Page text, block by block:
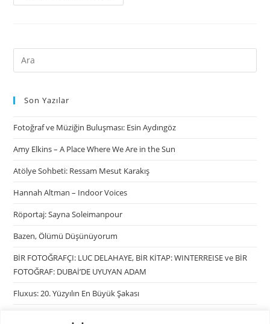
Son Yazılar
Fotoğraf ve Müziğin Buluşması: Esin Aydıngöz
Amy Elkins – A Place Where We Are in the Sun
Atölye Sohbeti: Ressam Mesut Karakış
Hannah Altman – Indoor Voices
Röportaj: Sayna Soleimanpour
Bazen, Ölümü Düşünüyorum
BİR FOTOĞRAFÇI: LUC DELAHAYE, BİR KİTAP: WINTERREISE ve BİR
FOTOĞRAF: DUBAİ’DE UYUYAN ADAM
Fluxus: 20. Yüzyılın En Büyük Şakası